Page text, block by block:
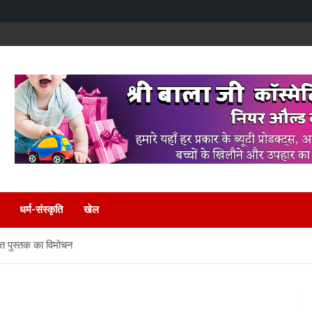
धर्म-संस्कृति खेल
पुस्तक का विमोचन